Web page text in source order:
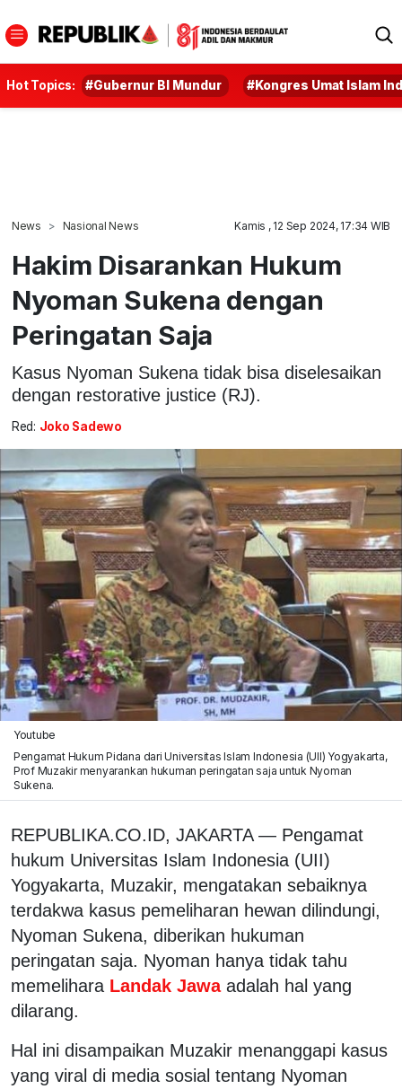
Hot Topics: #Gubernur BI Mundur #Kongres Umat Islam
News Nasional News Kamis , 12 Sep 2024, 17:34 WIB
Hakim Disarankan Hukum
Nyoman Sukena dengan
Peringatan Saja
Kasus Nyoman Sukena tidak bisa diselesaikan
dengan restorative justice (RJ).
Red: Joko Sadewo
Youtube
Pengamat Hukum Pidana dari Universitas Islam Indonesia (UII) Yogyakarta,
Prof Muzakir menyarankan hukuman peringatan saja untuk Nyoman
Sukena.
REPUBLIKA.CO.ID, JAKARTA — Pengamat
hukum Universitas Islam Indonesia (UII)
Yogyakarta, Muzakir, mengatakan sebaiknya
terdakwa kasus pemeliharan hewan dilindungi,
Nyoman Sukena, diberikan hukuman
peringatan saja. Nyoman hanya tidak tahu
memelihara Landak Jawa adalah hal yang
dilarang.
Hal ini disampaikan Muzakir menanggapi kasus
yang viral di media sosial tentang Nyoman